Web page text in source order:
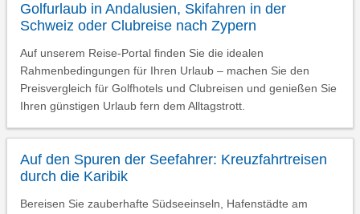
Golfurlaub in Andalusien, Skifahren in der
Schweiz oder Clubreise nach Zypern
Auf unserem Reise-Portal finden Sie die idealen
Rahmenbedingungen für Ihren Urlaub – machen Sie den
Preisvergleich für Golfhotels und Clubreisen und genießen Sie
Ihren günstigen Urlaub fern dem Alltagstrott.
Auf den Spuren der Seefahrer: Kreuzfahrtreisen
durch die Karibik
Bereisen Sie zauberhafte Südseeinseln, Hafenstädte am